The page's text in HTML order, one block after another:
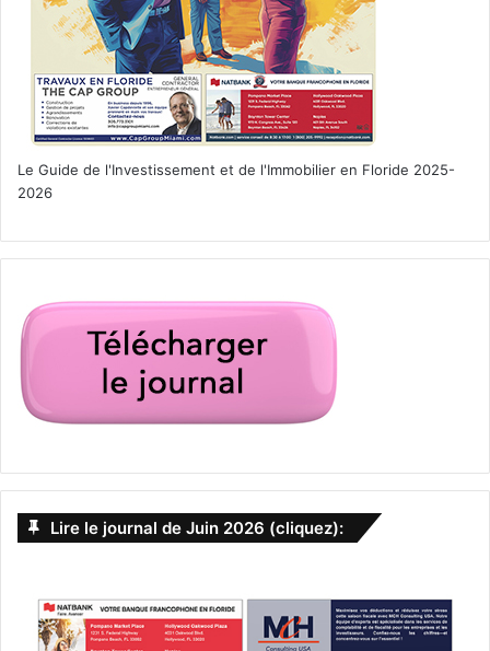
Le Guide de l'Investissement et de l'Immobilier en Floride 2025-
2026
Lire le journal de Juin 2026 (cliquez):